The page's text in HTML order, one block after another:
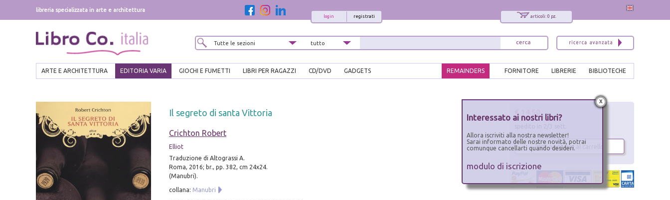
libreria specializzata in arte e architettura
articoli: 0 pz.
registrati
login
ARTE E ARCHITETTURA EDITORIA VARIA GIOCHI E FUMETTI LIBRI PER RAGAZZI CD/DVD GADGETS BIBLIOTECHE
LIBRERIE
FORNITORE
REMAINDERS
Il segreto di santa Vittoria
Crichton Robert
Elliot
Traduzione di Altograssi A.
Roma, 2016; br., pp. 382, cm 24x24.
(Manubri).
collana: Manubri
€ 14.50
aggiungi al carrello
x
Interessato ai nostri libri?
Allora iscriviti alla nostra newsletter!
Sarai informato delle nostre novità, potrai
comunque cancellarti quando desideri.
modulo di iscrizione